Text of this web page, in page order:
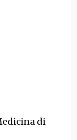
di